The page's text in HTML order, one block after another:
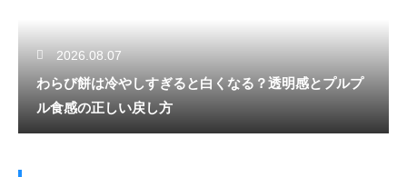
2026.08.07
わらび餅は冷やしすぎると白くなる？透明感とプルプ
ル食感の正しい戻し方